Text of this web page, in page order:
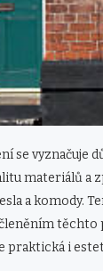
se vyznačuje
materiálů a
a komody.
praktická i